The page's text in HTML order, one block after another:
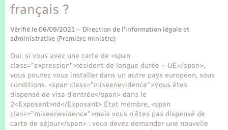
Nouvel habitant
Numérique
Organisation d’événement
Sécurité - Prévention
Publications
La Communauté de communes
français ?
Vérifié le 06/09/2021 – Direction de l'information légale et
administrative (Première ministre)
Oui, si vous avez une carte de <span
class="expression">résident de longue durée – UE</span>,
vous pouvez vous installer dans un autre pays européen, sous
conditions. <span class="miseenevidence">Vous êtes
dispensé de visa d'entrée</span> dans le
2<Exposant>nd</Exposant> État membre, <span
class="miseenevidence">mais vous n'êtes pas dispensé de
carte de séjour</span> : vous devez demander une nouvelle